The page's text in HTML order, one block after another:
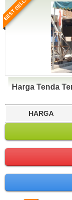
BEST SELLER
Harga Tenda
HARGA